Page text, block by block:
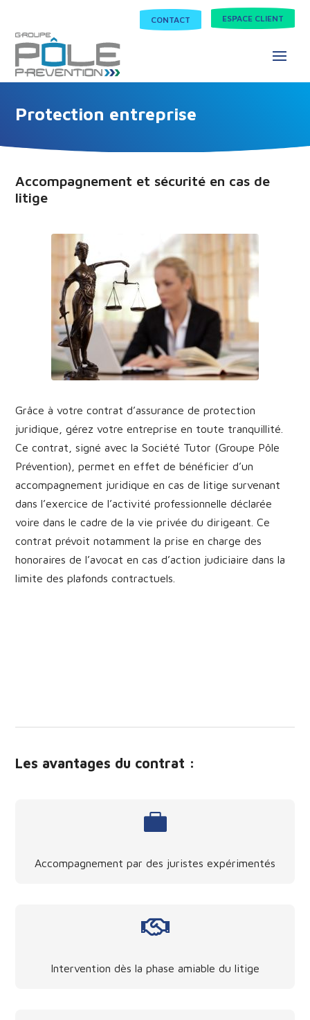
CONTACT ESPACE CLIENT
Protection entreprise
Accompagnement et sécurité en cas de
litige
Grâce à votre contrat d’assurance de protection
juridique, gérez votre entreprise en toute tranquillité.
Ce contrat, signé avec la Société Tutor (Groupe Pôle
Prévention), permet en effet de bénéficier d’un
accompagnement juridique en cas de litige survenant
dans l’exercice de l’activité professionnelle déclarée
voire dans le cadre de la vie privée du dirigeant. Ce
contrat prévoit notamment la prise en charge des
honoraires de l’avocat en cas d’action judiciaire dans la
limite des plafonds contractuels.
Les avantages du contrat :

Accompagnement par des juristes expérimentés

Intervention dès la phase amiable du litige